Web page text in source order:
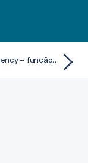
BinomFrequency – função de script e gráfico